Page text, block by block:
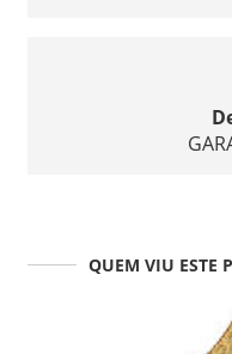
QUEM VIU ESTE